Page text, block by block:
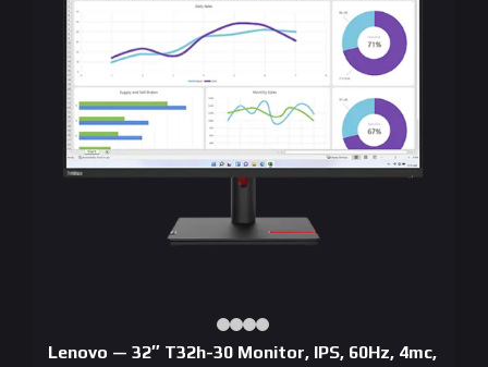
Lenovo — 32″ T32h-30 Monitor, IPS, 60Hz, 4mc,